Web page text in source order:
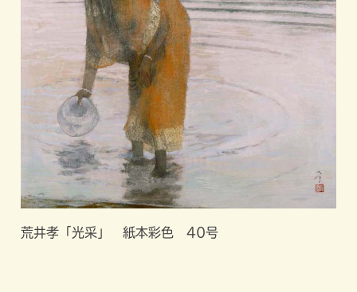
荒井孝「光采」 紙本彩色 40号